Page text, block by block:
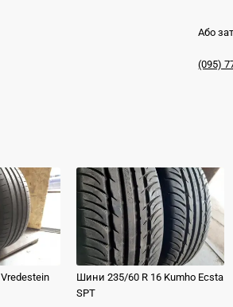
Або
(095)
Vredestein
Шини235/60 R 16 Kumho Ecsta
SPT